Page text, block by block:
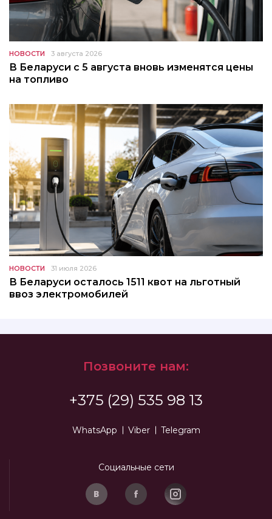
НОВОСТИ 3 августа 2026
В Беларуси с 5 августа вновь изменятся цены
на топливо
НОВОСТИ 31 июля 2026
В Беларуси осталось 1511 квот на льготный
ввоз электромобилей
Позвоните нам:
+375 (29) 535 98 13
WhatsApp Viber Telegram
Социальные сети